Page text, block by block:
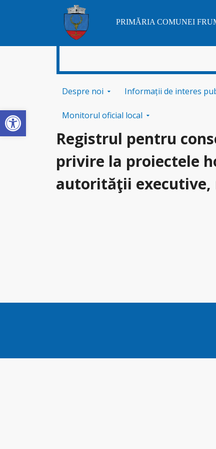
Deschide bara de unelte
PRIMĂRIA COMUNEI
Despre noi Informații de interes
Monitorul oficial local
Registrul pentru
privire la proiectele
autorităţii executive,